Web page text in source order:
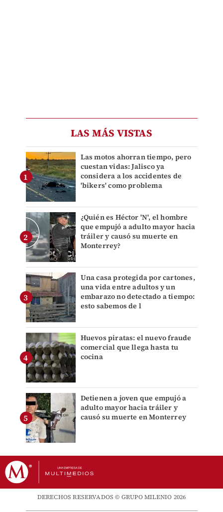
LAS MÁS VISTAS
Las motos ahorran tiempo, pero
cuestan vidas: Jalisco ya
considera a los accidentes de
'bikers' como problema
¿Quién es Héctor 'N', el hombre
que empujó a adulto mayor hacia
tráiler y causó su muerte en
Monterrey?
Una casa protegida por cartones,
una vida entre adultos y un
embarazo no detectado a tiempo:
esto sabemos de l
Huevos piratas: el nuevo fraude
comercial que llega hasta tu
cocina
Detienen a joven que empujó a
adulto mayor hacia tráiler y
causó su muerte en Monterrey
DERECHOS RESERVADOS © GRUPO MILENIO 2026